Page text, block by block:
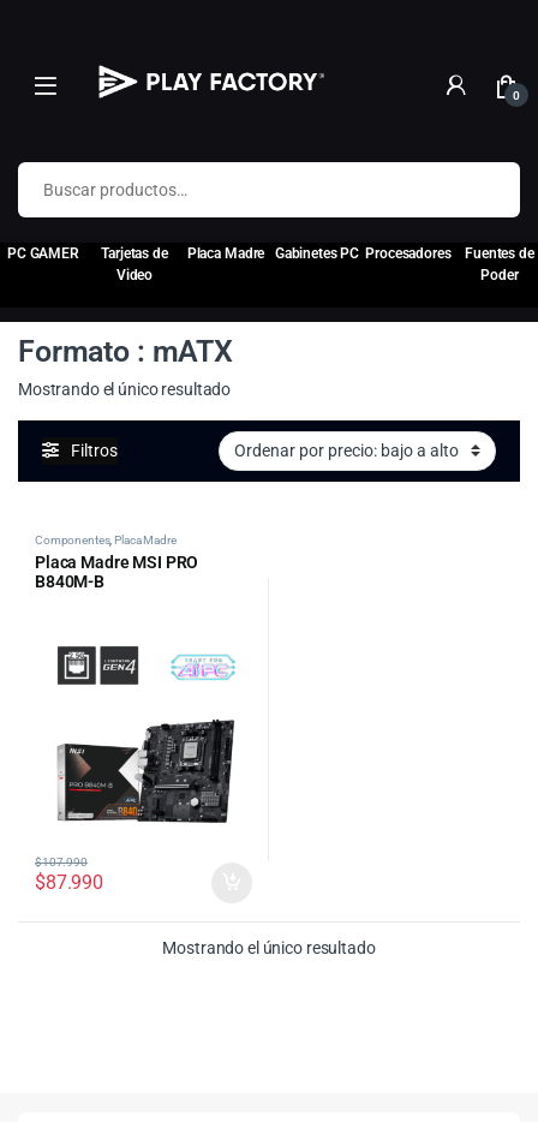
0
Buscar por:
PC GAMER
Tarjetas de
Video
Placa Madre Gabinetes PC Procesadores
Fuentes de
Poder
Formato : mATX
Mostrando el único resultado
Filtros
Componentes,Placa Madre
Placa Madre MSI PRO
B840M-B
$87.990
$107.990
Mostrando el único resultado